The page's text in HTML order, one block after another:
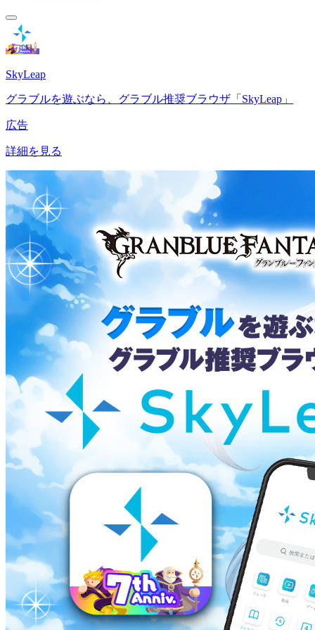
SkyLeap
グラブルを遊ぶなら、グラブル推奨ブラウザ「SkyLeap」
広告
詳細を見る